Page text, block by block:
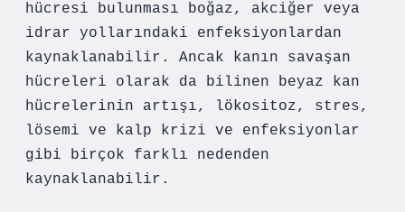
hücresi bulunması boğaz, akciğer veya
idrar yollarındaki enfeksiyonlardan
kaynaklanabilir. Ancak kanın savaşan
hücreleri olarak da bilinen beyaz kan
hücrelerinin artışı, lökositoz, stres,
lösemi ve kalp krizi ve enfeksiyonlar
gibi birçok farklı nedenden
kaynaklanabilir.